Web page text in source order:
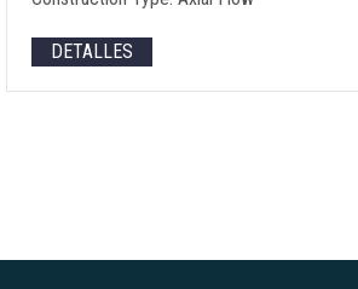
DETALLES